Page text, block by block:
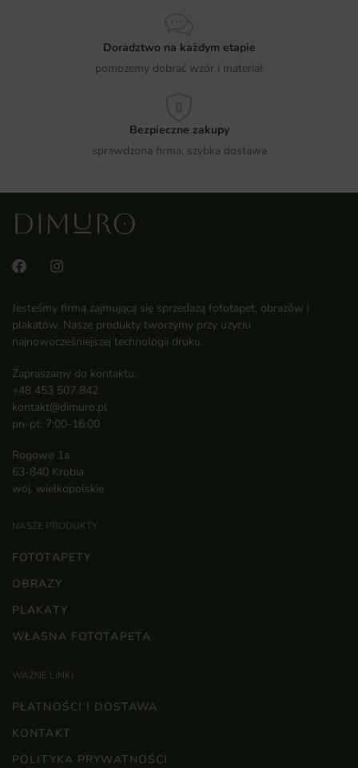
Doradztwo na każdym etapie
pomożemy dobrać wzór i materiał
Bezpieczne zakupy
sprawdzona firma, szybka dostawa
Jesteśmy firmą zajmującą się sprzedażą fototapet, obrazów i
plakatów. Nasze produkty tworzymy przy użyciu
najnowocześniejszej technologii druku.
Zapraszamy do kontaktu:
+48 453 507 842
kontakt@dimuro.pl
pn-pt: 7:00-16:00
Rogowo 1a
63-840 Krobia
woj. wielkopolskie
NASZE PRODUKTY
FOTOTAPETY
OBRAZY
PLAKATY
WŁASNA FOTOTAPETA
WAŻNE LINKI
PŁATNOŚCI I DOSTAWA
KONTAKT
POLITYKA PRYWATNOŚCI